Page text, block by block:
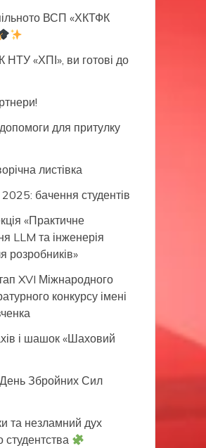
ВСП «ХКТФК
«ХПІ», ви готові до
допомоги для притулку
листівка
бачення студентів
«Практичне
LLM та інженерія
розробників»
XVI Міжнародного
конкурсу імені
і шашок «Шаховий
Збройних Сил
та незламний дух
студентства